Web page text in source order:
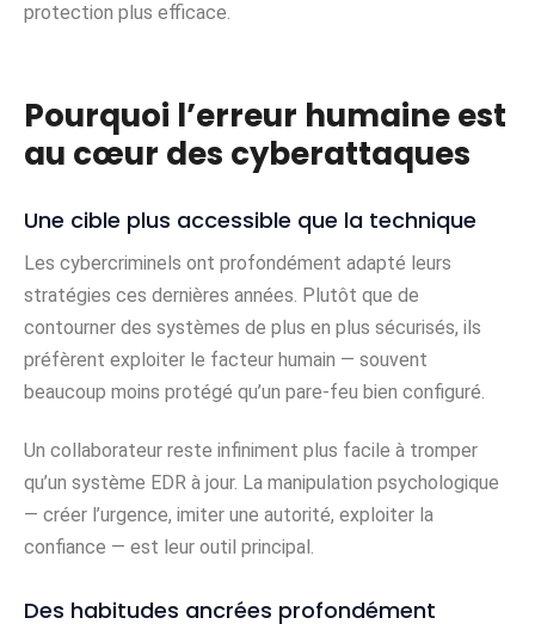
protection plus efficace.
Pourquoi l’erreur humaine est
au cœur des cyberattaques
Une cible plus accessible que la technique
Les cybercriminels ont profondément adapté leurs
stratégies ces dernières années. Plutôt que de
contourner des systèmes de plus en plus sécurisés, ils
préfèrent exploiter le facteur humain — souvent
beaucoup moins protégé qu’un pare-feu bien configuré.
Un collaborateur reste infiniment plus facile à tromper
qu’un système EDR à jour. La manipulation psychologique
— créer l’urgence, imiter une autorité, exploiter la
confiance — est leur outil principal.
Des habitudes ancrées profondément